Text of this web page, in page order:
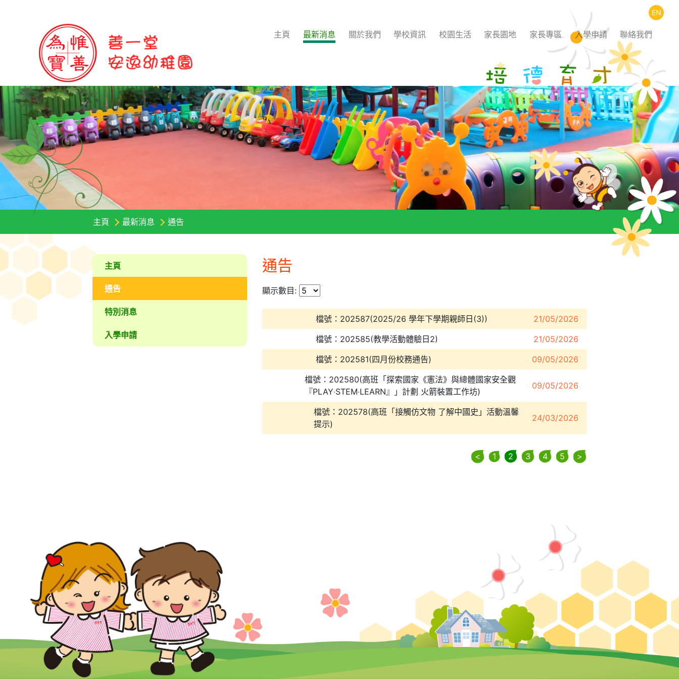
主頁 最新消息 關於我們 學校資訊 校園生活 家長園地 家長專區 入學申請 聯絡我們
EN
主頁 最新消息 通告
主頁
通告
特別消息
入學申請
通告
顯示數目:
檔號：202587(2025/26 學年下學期親師日(3))
21/05/2026
檔號：202585(教學活動體驗日2)
21/05/2026
檔號：202581(四月份校務通告)
09/05/2026
檔號：202580(高班「探索國家《憲法》與總體國家安全觀
『PLAY‧STEM‧LEARN』」計劃 火箭裝置工作坊)
09/05/2026
檔號：202578(高班「接觸仿文物 了解中國史」活動溫馨
提示)
24/03/2026
< 1 2 3 4 5 >